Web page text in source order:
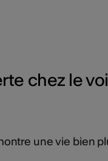
chez le
une vie bien